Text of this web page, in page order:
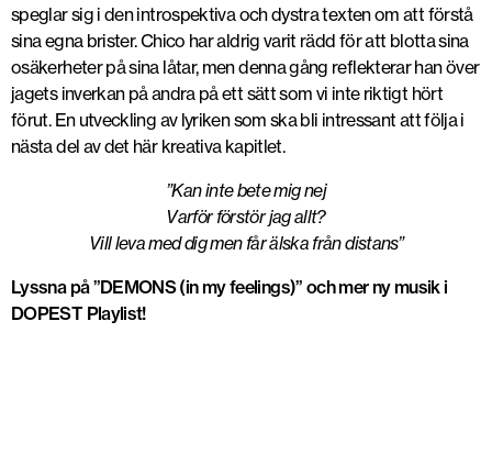
speglar sig i den introspektiva och dystra texten om att förstå
sina egna brister. Chico har aldrig varit rädd för att blotta sina
osäkerheter på sina låtar, men denna gång reflekterar han över
jagets inverkan på andra på ett sätt som vi inte riktigt hört
förut. En utveckling av lyriken som ska bli intressant att följa i
nästa del av det här kreativa kapitlet.
”Kan inte bete mig nej
Varför förstör jag allt?
Vill leva med dig men får älska från distans”
Lyssna på ”DEMONS (in my feelings)” och mer ny musik i
DOPEST Playlist!